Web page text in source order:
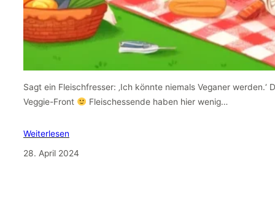
Sagt ein Fleischfresser: ‚Ich könnte niemals Veganer
Veggie-Front
Fleischessende haben hier wenig…
Weiterlesen
28. April 2024